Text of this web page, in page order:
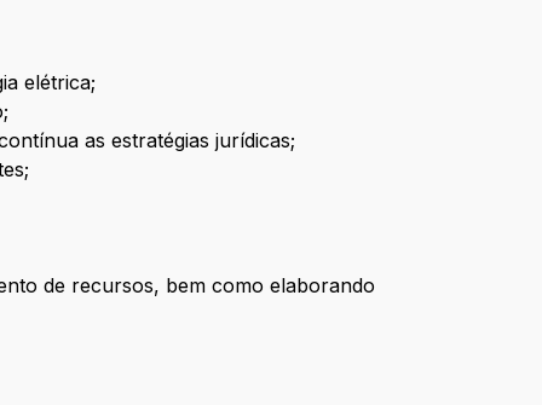
elétrica;
as estratégias jurídicas;
de recursos, bem como elaborando